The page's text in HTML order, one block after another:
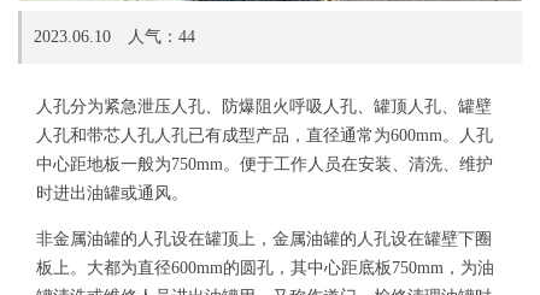
2023.06.10 人气： 44
人孔分为紧急泄压人孔、防爆阻火呼吸人孔、罐顶人孔、罐壁
人孔和带芯人孔人孔已有成型产品，直径通常为600mm。人孔
中心距地板一般为750mm。便于工作人员在安装、清洗、维护
时进出油罐或通风。
非金属油罐的人孔设在罐顶上，金属油罐的人孔设在罐壁下圈
板上。大都为直径600mm的圆孔，其中心距底板750mm，为油